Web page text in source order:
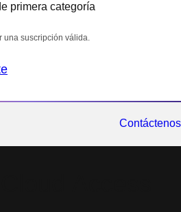
primera categoría
una suscripción válida.
Contáctenos